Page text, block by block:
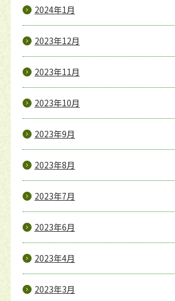
2024年1月
2023年12月
2023年11月
2023年10月
2023年9月
2023年8月
2023年7月
2023年6月
2023年4月
2023年3月